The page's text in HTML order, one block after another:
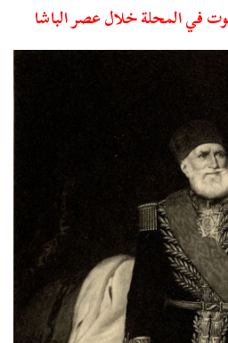
في المحلة خلال عصر الباشا